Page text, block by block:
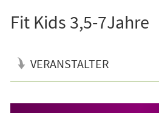
Fit Kids 3,5-7Jahre
VERANSTALTER